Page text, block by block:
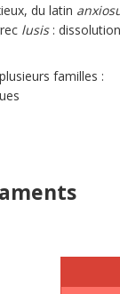
du latin
lusis: dissolution
familles :